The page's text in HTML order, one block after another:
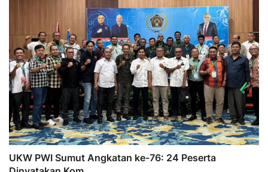
UKW PWI Sumut Angkatan ke-76: 24 Peserta